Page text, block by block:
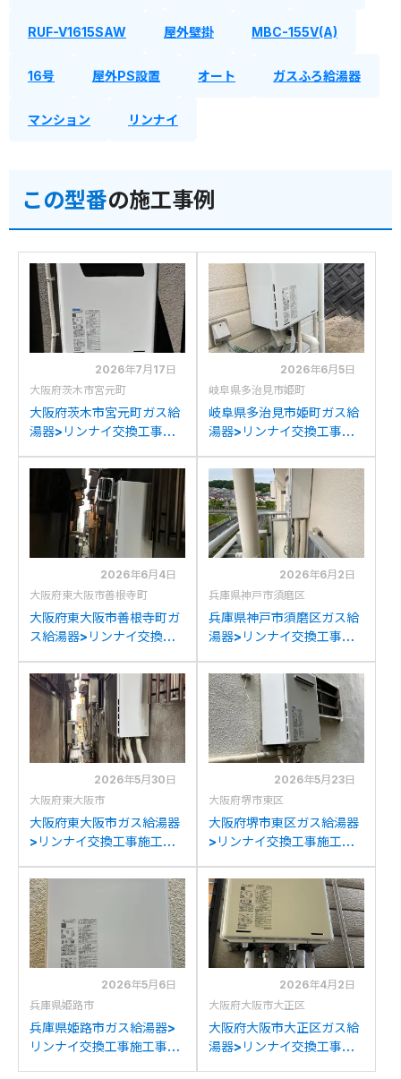
RUF-V1615SAW 屋外壁掛 MBC-155V(A)
16号 屋外PS設置 オート ガスふろ給湯器
マンション リンナイ
この型番の施工事例
2026年7月17日
大阪府茨木市宮元町
大阪府茨木市宮元町ガス給
湯器>リンナイ交換工事施
A1610SAW(A)からリンナ
イRUF-A1615SAW(C)への
2026年6月5日
岐阜県多治見市姫町
岐阜県多治見市姫町ガス給
湯器>リンナイ交換工事施
1616SAWからリンナイ
RUF-A1615SAW(C)への交
換
2026年6月4日
大阪府東大阪市善根寺町
大阪府東大阪市善根寺町ガ
ス給湯器>リンナイ交換工
RUF-A1610SAWからリン
ナイRUF-A1615SAW(C)へ
の交換
2026年6月2日
兵庫県神戸市須磨区
兵庫県神戸市須磨区ガス給
湯器>リンナイ交換工事施
A1610SAW(A)からリンナ
イRUF-A1615SAW(C)への
交換
2026年5月30日
大阪府東大阪市
大阪府東大阪市ガス給湯器
>リンナイ交換工事施工事
A1610SAWからリンナイ
RUF-A1615SAW(C)への交
換
2026年5月23日
大阪府堺市東区
大阪府堺市東区ガス給湯器
>リンナイ交換工事施工事
A1610SAWからリンナイ
RUF-A1615SAW(C)への交
換
2026年5月6日
兵庫県姫路市
兵庫県姫路市ガス給湯器>
リンナイ交換工事施工事
2026年4月2日
大阪府大阪市大正区
大阪府大阪市大正区ガス給
湯器>リンナイ交換工事施